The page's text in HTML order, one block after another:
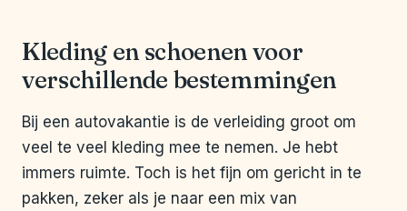
Kleding en schoenen voor
verschillende bestemmingen
Bij een autovakantie is de verleiding groot om
veel te veel kleding mee te nemen. Je hebt
immers ruimte. Toch is het fijn om gericht in te
pakken, zeker als je naar een mix van